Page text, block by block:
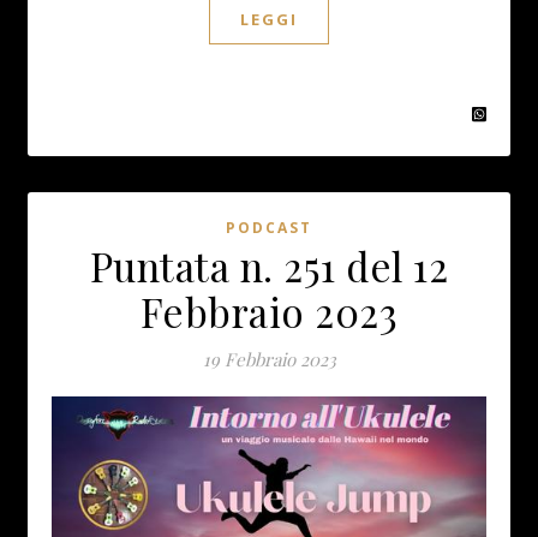
LEGGI
PODCAST
Puntata n. 251 del 12
Febbraio 2023
19 Febbraio 2023